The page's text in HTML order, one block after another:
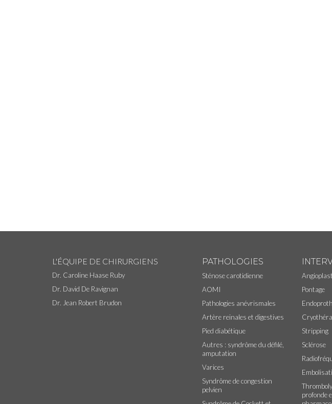
L'ÉQUIPE DE CHIRURGIENS
Dr. Caroline Haase Ruby
Dr. David De Ravignan
Dr. Jean Robert Brudon
PATHOLOGIES
Sténose carotidienne
AOMI
Pathologies anévrismales
Artère reinales et digestives
Pied diabétique
Autres : syndrôme du défilé,
amputation
Varices
Syndrôme de congestion
pelvien
Pontage
Stripping
Sclérose
profonde